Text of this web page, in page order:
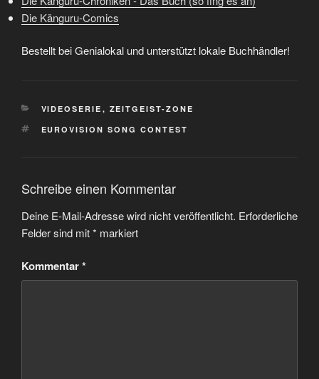
Die Känguru-Comics
Bestellt bei Genialokal und unterstützt lokale Buchhändler!
KATEGORIEN
VIDEOSERIE , ZEITGEIST-ZONE
SCHLAGWÖRTER
EUROVISION SONG CONTEST
Schreibe einen Kommentar
Deine E-Mail-Adresse wird nicht veröffentlicht. Erforderliche
Felder sind mit* markiert
Kommentar*